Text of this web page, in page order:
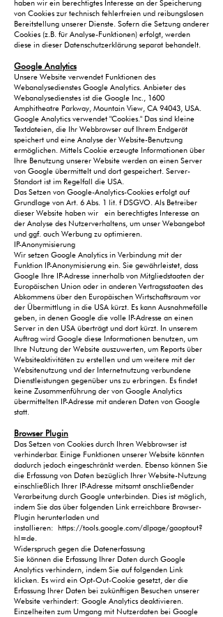
haben wir ein berechtigtes Interesse an der Speicherung
von Cookies zur technisch fehlerfreien und reibungslosen
Bereitstellung unserer Dienste. Sofern die Setzung anderer
Cookies (z.B. für Analyse-Funktionen) erfolgt, werden
diese in dieser Datenschutzerklärung separat behandelt.
Google Analytics
Unsere Website verwendet Funktionen des
Webanalysedienstes Google Analytics. Anbieter des
Webanalysedienstes ist die Google Inc., 1600
Amphitheatre Parkway, Mountain View, CA 94043, USA.
Google Analytics verwendet "Cookies." Das sind kleine
Textdateien, die Ihr Webbrowser auf Ihrem Endgerät
speichert und eine Analyse der Website-Benutzung
ermöglichen. Mittels Cookie erzeugte Informationen über
Ihre Benutzung unserer Website werden an einen Server
von Google übermittelt und dort gespeichert. Server-
Standort ist im Regelfall die USA.
Das Setzen von Google-Analytics-Cookies erfolgt auf
Grundlage von Art. 6 Abs. 1 lit. f DSGVO. Als Betreiber
dieser Website haben wir ein berechtigtes Interesse an
der Analyse des Nutzerverhaltens, um unser Webangebot
und ggf. auch Werbung zu optimieren.
IP-Anonymisierung
Wir setzen Google Analytics in Verbindung mit der
Funktion IP-Anonymisierung ein. Sie gewährleistet, dass
Google Ihre IP-Adresse innerhalb von Mitgliedstaaten der
Europäischen Union oder in anderen Vertragsstaaten des
Abkommens über den Europäischen Wirtschaftsraum vor
der Übermittlung in die USA kürzt. Es kann Ausnahmefälle
geben, in denen Google die volle IP-Adresse an einen
Server in den USA überträgt und dort kürzt. In unserem
Auftrag wird Google diese Informationen benutzen, um
Ihre Nutzung der Website auszuwerten, um Reports über
Websiteaktivitäten zu erstellen und um weitere mit der
Websitenutzung und der Internetnutzung verbundene
Dienstleistungen gegenüber uns zu erbringen. Es findet
keine Zusammenführung der von Google Analytics
übermittelten IP-Adresse mit anderen Daten von Google
statt.
Browser Plugin
Das Setzen von Cookies durch Ihren Webbrowser ist
verhinderbar. Einige Funktionen unserer Website könnten
dadurch jedoch eingeschränkt werden. Ebenso können Sie
die Erfassung von Daten bezüglich Ihrer Website-Nutzung
einschließlich Ihrer IP-Adresse mitsamt anschließender
Verarbeitung durch Google unterbinden. Dies ist möglich,
indem Sie das über folgenden Link erreichbare Browser-
Plugin herunterladen und
installieren: https://tools.google.com/dlpage/gaoptout?
hl=de.
Widerspruch gegen die Datenerfassung
Sie können die Erfassung Ihrer Daten durch Google
Analytics verhindern, indem Sie auf folgenden Link
klicken. Es wird ein Opt-Out-Cookie gesetzt, der die
Erfassung Ihrer Daten bei zukünftigen Besuchen unserer
Website verhindert: Google Analytics deaktivieren.
Einzelheiten zum Umgang mit Nutzerdaten bei Google